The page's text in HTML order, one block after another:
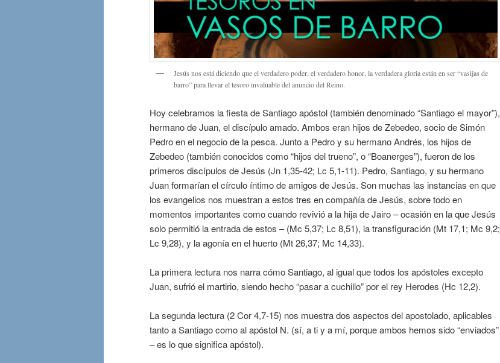
Jesús nos está diciendo que el verdadero poder, el verdadero honor, la verdadera gloria están en ser “vasijas de
barro” para llevar el tesoro invaluable del anuncio del Reino.
Hoy celebramos la fiesta de Santiago apóstol (también denominado “Santiago el mayor”),
hermano de Juan, el discípulo amado. Ambos eran hijos de Zebedeo, socio de Simón
Pedro en el negocio de la pesca. Junto a Pedro y su hermano Andrés, los hijos de
Zebedeo (también conocidos como “hijos del trueno”, o “Boanerges”), fueron de los
primeros discípulos de Jesús (Jn 1,35-42; Lc 5,1-11). Pedro, Santiago, y su hermano
Juan formarían el círculo íntimo de amigos de Jesús. Son muchas las instancias en que
los evangelios nos muestran a estos tres en compañía de Jesús, sobre todo en
momentos importantes como cuando revivió a la hija de Jairo – ocasión en la que Jesús
solo permitió la entrada de estos – (Mc 5,37; Lc 8,51), la transfiguración (Mt 17,1; Mc 9,2;
Lc 9,28), y la agonía en el huerto (Mt 26,37; Mc 14,33).
La primera lectura nos narra cómo Santiago, al igual que todos los apóstoles excepto
Juan, sufrió el martirio, siendo hecho “pasar a cuchillo” por el rey Herodes (Hc 12,2).
La segunda lectura (2 Cor 4,7-15) nos muestra dos aspectos del apostolado, aplicables
tanto a Santiago como al apóstol N. (sí, a ti y a mí, porque ambos hemos sido “enviados”
– es lo que significa apóstol).